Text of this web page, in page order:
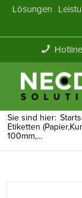
Lösungen
Sie sind hier:
Etiketten
100mm,...